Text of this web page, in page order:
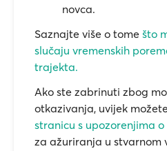
novca.
Saznajte više o tome što
slučaju vremenskih
trajekta.
Ako ste zabrinuti zbog
otkazivanja, uvijek
stranicu s upozorenjima
za ažuriranja u stvarnom